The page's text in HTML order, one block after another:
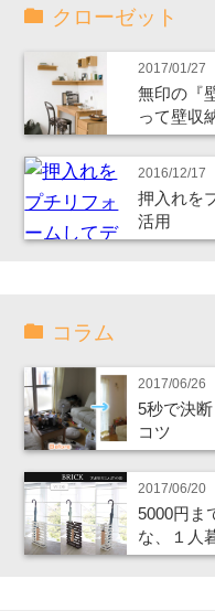
クローゼット
2017/01/27
無印の『
って壁収
2016/12/17
押入れを
活用
コラム
2017/06/26
5秒で決
コツ
2017/06/20
5000円ま
な、１人